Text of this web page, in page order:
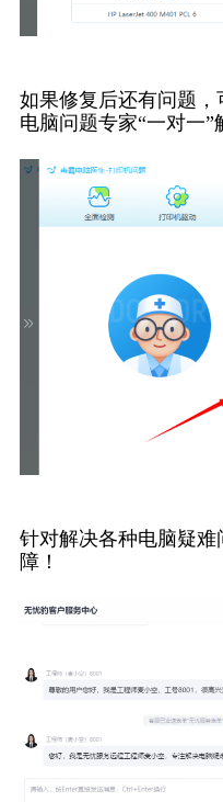
如果修复后还有问题，
电脑问题专家“一对一”
针对解决各种电脑疑
障！